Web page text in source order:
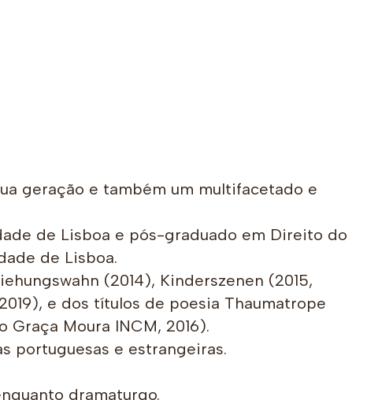
geração e também um multifacetado e
de Lisboa e pós-graduado em Direito do
de Lisboa.
(2014), Kinderszenen (2015,
e dos títulos de poesia Thaumatrope
Moura INCM, 2016).
portuguesas e estrangeiras.
dramaturgo.